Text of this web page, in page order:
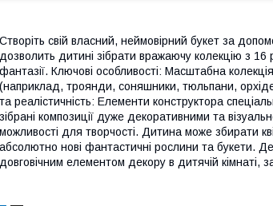
Створіть свій власний, неймовірний букет за
дозволить дитині зібрати вражаючу колекцію з 16
фантазії. Ключові особливості: Масштабна
(наприклад, троянди, соняшники, тюльпани,
та реалістичність: Елементи конструктора
зібрані композиції дуже декоративними та
можливості для творчості. Дитина може збирати
абсолютно нові фантастичні рослини та букети.
довговічним елементом декору в дитячій кімнаті,